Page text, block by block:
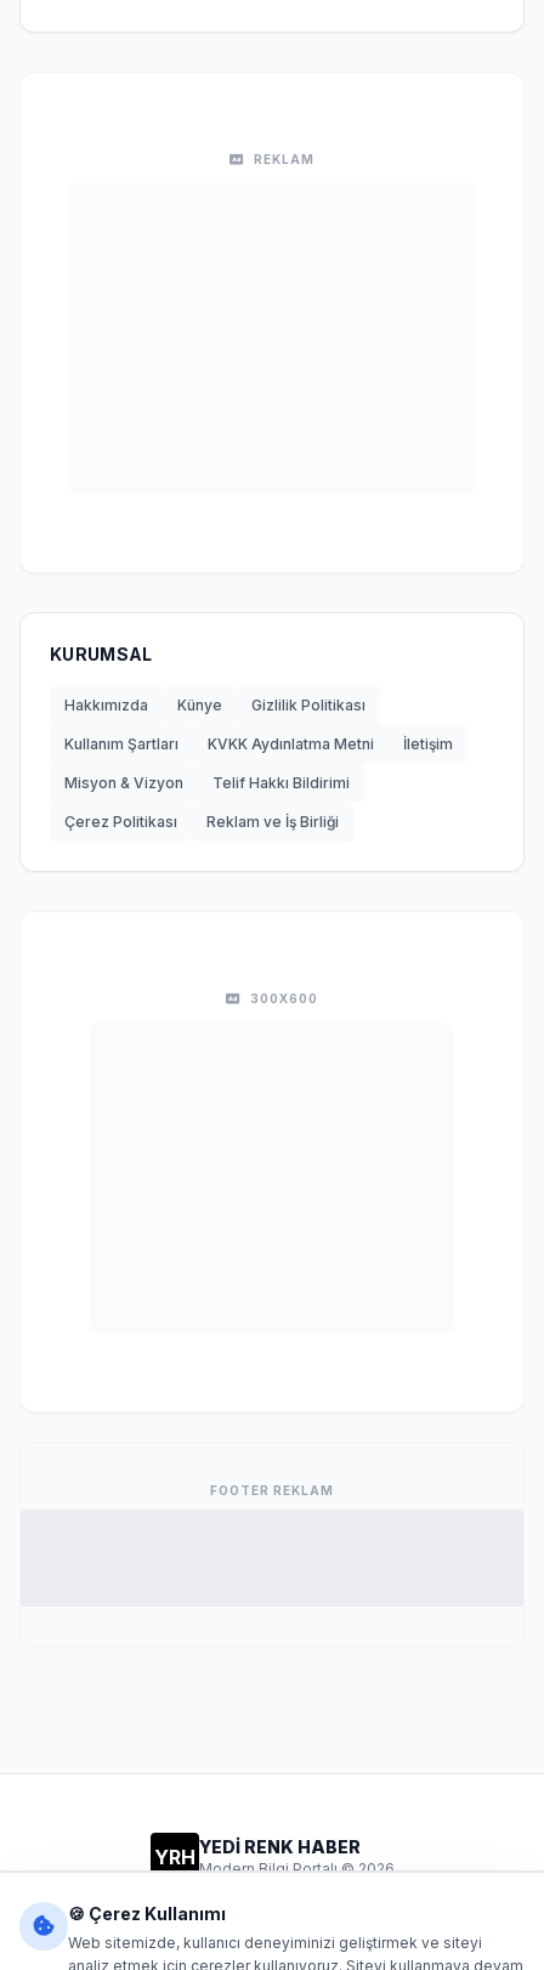
REKLAM
KURUMSAL
Hakkımızda Künye Gizlilik Politikası
Kullanım Şartları KVKK Aydınlatma Metni İletişim
Misyon & Vizyon Telif Hakkı Bildirimi
Çerez Politikası Reklam ve İş Birliği
300X600
FOOTER REKLAM
YRH YEDİ RENK HABER
Modern Bilgi Portalı © 2026
🍪 Çerez Kullanımı
Web sitemizde, kullanıcı deneyiminizi geliştirmek ve siteyi
analiz etmek için çerezler kullanıyoruz. Siteyi kullanmaya devam